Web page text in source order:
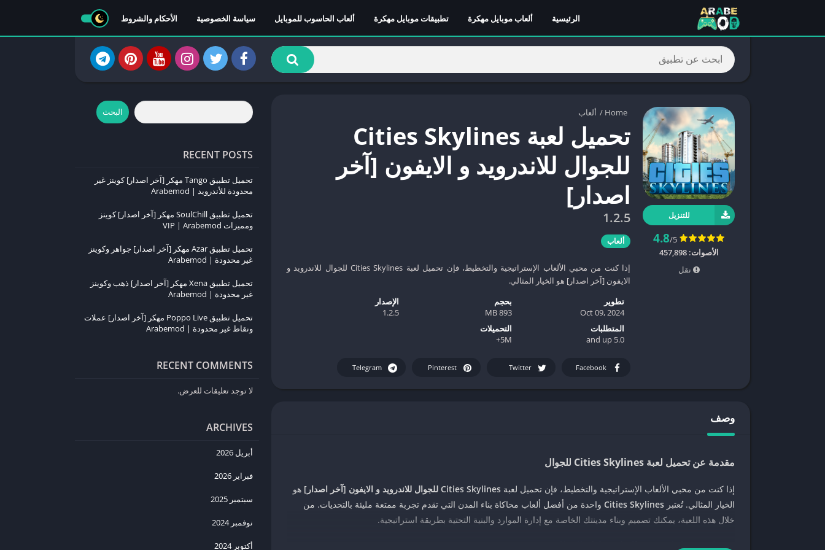
الرئيسية ألعاب موبايل مهكرة تطبيقات موبايل مهكرة ألعاب الحاسوب للموبايل سياسة الخصوصية الأحكام والشروط
Home
/ ألعاب
تحميل لعبة Cities Skylines
للجوال للاندرويد و الايفون [آخر
اصدار]
1.2.5
ألعاب
إذا كنت من محبي الألعاب الإستراتيجية والتخطيط، فإن تحميل لعبة Cities Skylines للجوال للاندرويد و
الايفون [آخر اصدار] هو الخيار المثالي.
للتنزيل
4.8/5
الأصوات:457,898
نقل
تطوير
Oct 09, 2024
بحجم
893 MB
الإصدار
1.2.5
المتطلبات
5.0 and up
التحميلات
5M+
Facebook
Twitter
Pinterest
Telegram
وصف
مقدمة عن تحميل لعبة Cities Skylines للجوال
إذا كنت من محبي الألعاب الإستراتيجية والتخطيط، فإن تحميل لعبة Cities Skylines للجوال للاندرويد و الايفون [آخر اصدار]
هو
الخيار المثالي. تُعتبر Cities Skylines واحدة من أفضل ألعاب محاكاة بناء المدن التي تقدم تجربة ممتعة مليئة بالتحديات. من
خلال هذه اللعبة، يمكنك تصميم وبناء مدينتك الخاصة مع إدارة الموارد والبنية التحتية بطريقة استراتيجية.
مميزات تحميل لعبة Cities Skylines للجوال
البحث
RECENT POSTS
تحميل تطبيق Tango مهكر [آخر اصدار] كوينز غير
محدودة للأندرويد | Arabemod
تحميل تطبيق SoulChill مهكر [آخر اصدار] كوينز
ومميزات VIP | Arabemod
تحميل تطبيق Azar مهكر [آخر اصدار] جواهر وكوينز
غير محدودة | Arabemod
تحميل تطبيق Xena مهكر [آخر اصدار] ذهب وكوينز
غير محدودة | Arabemod
تحميل تطبيق Poppo Live مهكر [آخر اصدار] عملات
ونقاط غير محدودة | Arabemod
RECENT COMMENTS
لا توجد تعليقات للعرض.
ARCHIVES
أبريل 2026
فبراير 2026
سبتمبر 2025
نوفمبر 2024
أكتوبر 2024